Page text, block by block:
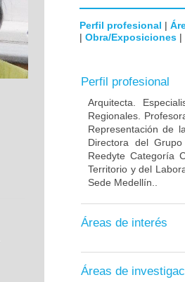
Perfil profesional |
| Obra/Exposiciones |
Perfil profesional
Arquitecta.
Regionales.
Representación de
Directora del
Reedyte Categoría
Territorio y del
Sede Medellín..
Áreas de interés
Áreas de